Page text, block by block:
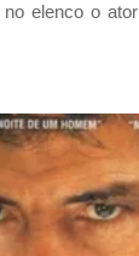
no elenco o ator